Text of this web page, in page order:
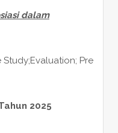
dalam
Study;Evaluation; Pre
2025